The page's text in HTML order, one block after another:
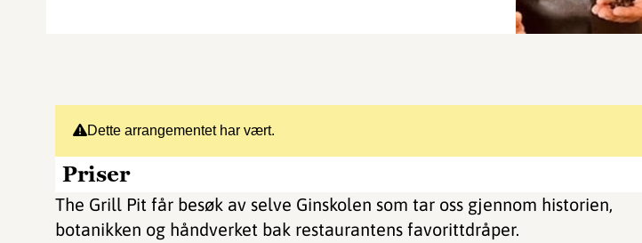
Dette arrangementet har vært.
Priser
The Grill Pit får besøk av selve Ginskolen som tar oss gjennom historien,
botanikken og håndverket bak restaurantens favorittdråper.